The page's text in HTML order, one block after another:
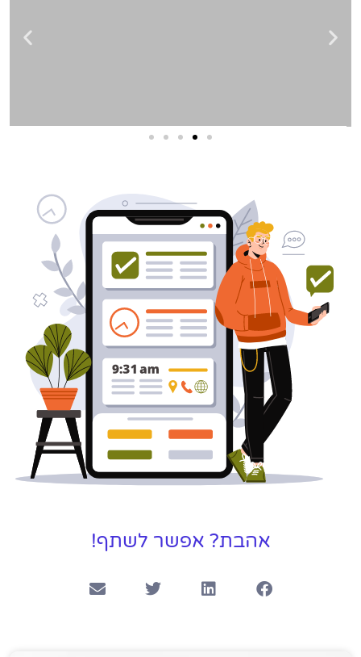
בעל/ת עסק? סוכנות ניהול מוניטין
לקידום, שיווק ופרסום באינטרנט
כאן עבורך!
לפרטים
אהבת? אפשר לשתף!